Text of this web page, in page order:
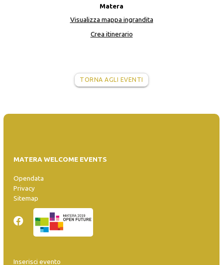
Matera
Visualizza mappa ingrandita
Crea itinerario
TORNA AGLI EVENTI
MATERA WELCOME EVENTS
Opendata
Privacy
Sitemap
Inserisci evento